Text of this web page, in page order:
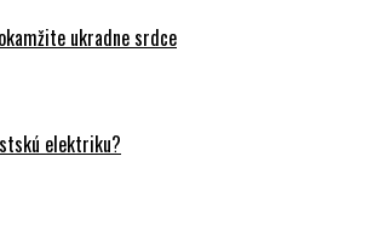
ukradne srdce
elektriku?